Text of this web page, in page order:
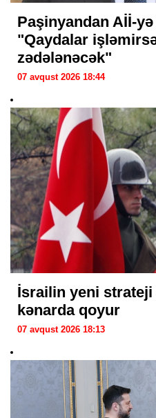
Paşinyandan Aİİ-
"Qaydalar
zədələnəcək"
07 avqust 2026 18:44
İsrailin yeni
kənarda qoyur
07 avqust 2026 18:13